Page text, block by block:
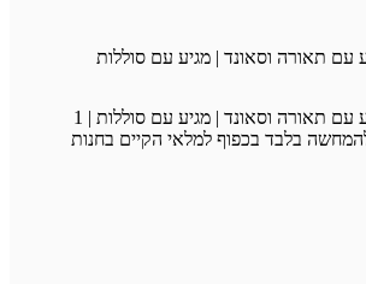
עם תאורה וסאונד | מגיע עם סוללות
מטוס קרבי צעצוע עם תאורה וסאונד | מגיע עם סוללות | 1
בלבד בכפוף למלאי הקיים בחנות